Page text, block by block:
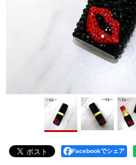
Facebookでシェア